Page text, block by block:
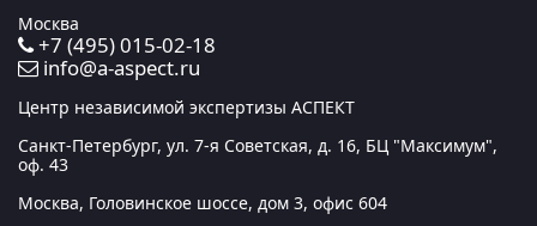
Москва
+7 (495) 015-02-18
info@a-aspect.ru
Центр независимой экспертизы АСПЕКТ
Санкт-Петербург, ул. 7-я Советская, д. 16, БЦ "Максимум",
оф. 43
Москва, Головинское шоссе, дом 3, офис 604